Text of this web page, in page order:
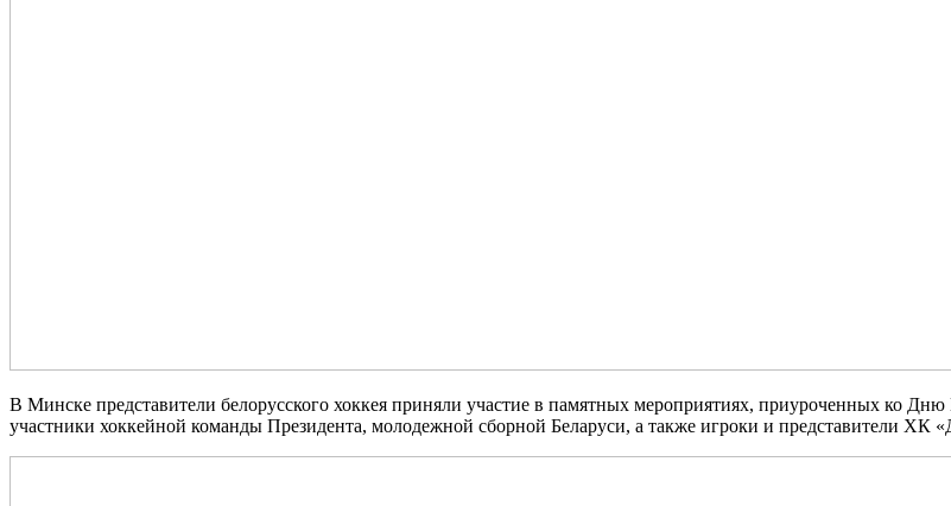
В Минске представители белорусского хоккея приняли участие в памятных мероприятиях, приуроченных
участники хоккейной команды Президента, молодежной сборной Беларуси, а также игроки и представители ХК